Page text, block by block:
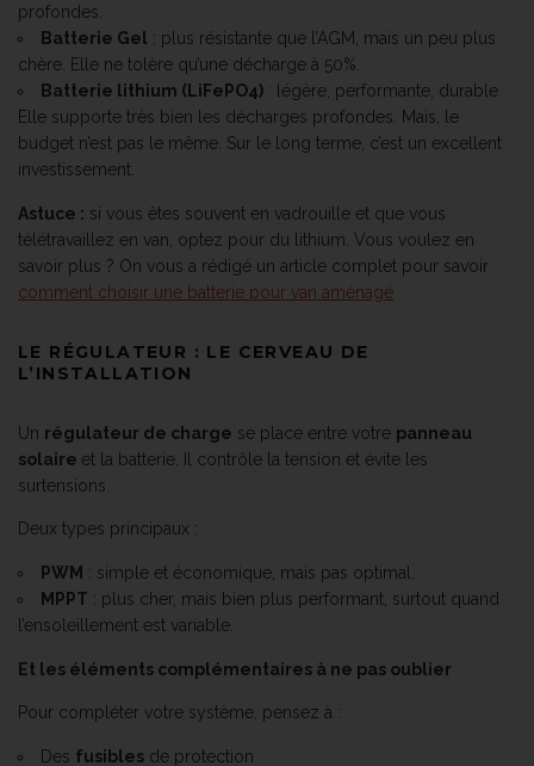
profondes.
Batterie Gel : plus résistante que l’AGM, mais un peu plus
chère. Elle ne tolère qu’une décharge à 50%.
Batterie lithium (LiFePO4) : légère, performante, durable.
Elle supporte très bien les décharges profondes. Mais, le
budget n’est pas le même. Sur le long terme, c’est un excellent
investissement.
Astuce : si vous êtes souvent en vadrouille et que vous
télétravaillez en van, optez pour du lithium. Vous voulez en
savoir plus ? On vous a rédigé un article complet pour savoir
comment choisir une batterie pour van aménagé
LE RÉGULATEUR : LE CERVEAU DE
L’INSTALLATION
Un régulateur de charge se place entre votre panneau
solaire et la batterie. Il contrôle la tension et évite les
surtensions.
Deux types principaux :
PWM : simple et économique, mais pas optimal.
MPPT : plus cher, mais bien plus performant, surtout quand
l’ensoleillement est variable.
Et les éléments complémentaires à ne pas oublier
Pour compléter votre système, pensez à :
Des fusibles de protection